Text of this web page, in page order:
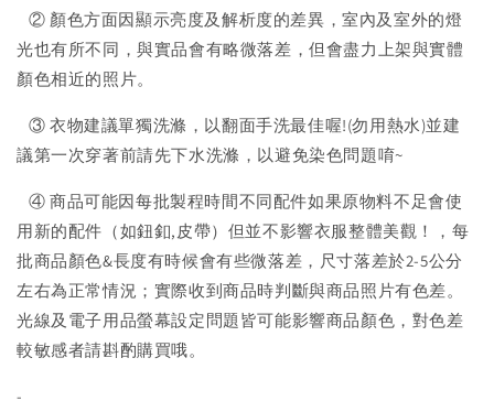
② 顏色方面因顯示亮度及解析度的差異，室內及室外的燈
光也有所不同，與實品會有略微落差，但會盡力上架與實體
顏色相近的照片。
③ 衣物建議單獨洗滌，以翻面手洗最佳喔!(勿用熱水)並建
議第一次穿著前請先下水洗滌，以避免染色問題唷~
④ 商品可能因每批製程時間不同配件如果原物料不足會使
用新的配件（如鈕釦,皮帶）但並不影響衣服整體美觀！，每
批商品顏色&長度有時候會有些微落差，尺寸落差於2-5公分
左右為正常情況；實際收到商品時判斷與商品照片有色差。
光線及電子用品螢幕設定問題皆可能影響商品顏色，對色差
較敏感者請斟酌購買哦。
-